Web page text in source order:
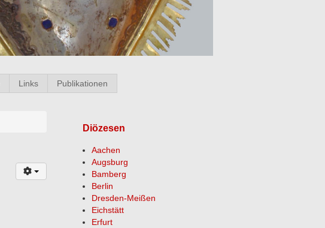
Links Publikationen
Diözesen
Aachen
Augsburg
Bamberg
Berlin
Dresden-Meißen
Eichstätt
Erfurt